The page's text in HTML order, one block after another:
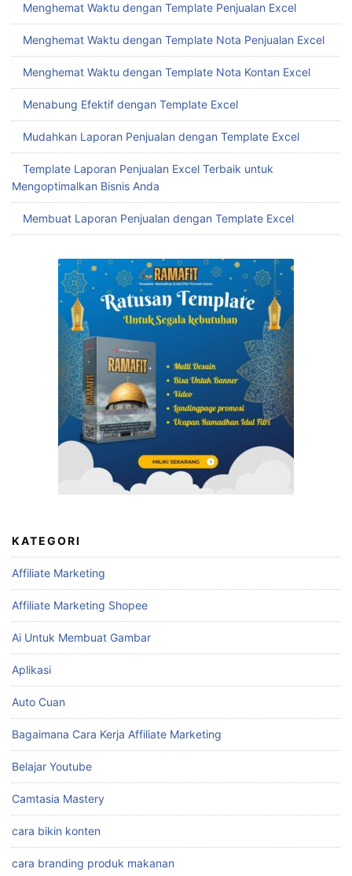
Menghemat Waktu dengan Template Penjualan Excel
Menghemat Waktu dengan Template Nota Penjualan Excel
Menghemat Waktu dengan Template Nota Kontan Excel
Menabung Efektif dengan Template Excel
Mudahkan Laporan Penjualan dengan Template Excel
Template Laporan Penjualan Excel Terbaik untuk
Mengoptimalkan Bisnis Anda
Membuat Laporan Penjualan dengan Template Excel
KATEGORI
Affiliate Marketing
Affiliate Marketing Shopee
Ai Untuk Membuat Gambar
Aplikasi
Auto Cuan
Bagaimana Cara Kerja Affiliate Marketing
Belajar Youtube
Camtasia Mastery
cara bikin konten
cara branding produk makanan